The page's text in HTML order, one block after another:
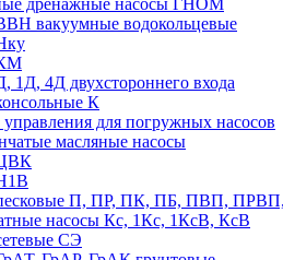
дренажные насосы ГНОМ
вакуумные водокольцевые
1Д, 4Д двухстороннего входа
К
для погружных насосов
масляные насосы
П, ПР, ПК, ПБ, ПВП,
насосы Кс, 1Кс, 1КсВ, КсВ
СЭ